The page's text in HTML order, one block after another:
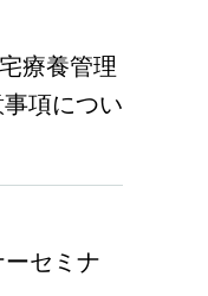
療養管理
項につい
セミナ